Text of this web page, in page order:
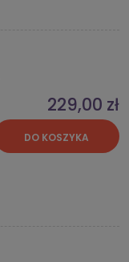
229,00 zł
DO KOSZYKA